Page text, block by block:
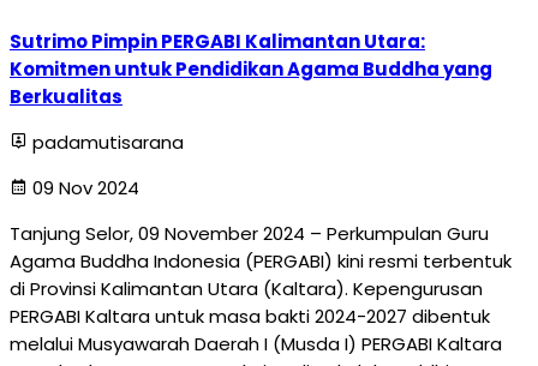
Sutrimo Pimpin PERGABI Kalimantan Utara:
Komitmen untuk Pendidikan Agama Buddha yang
Berkualitas
padamutisarana
09 Nov 2024
Tanjung Selor, 09 November 2024 – Perkumpulan Guru
Agama Buddha Indonesia (PERGABI) kini resmi terbentuk
di Provinsi Kalimantan Utara (Kaltara). Kepengurusan
PERGABI Kaltara untuk masa bakti 2024-2027 dibentuk
melalui Musyawarah Daerah I (Musda I) PERGABI Kaltara